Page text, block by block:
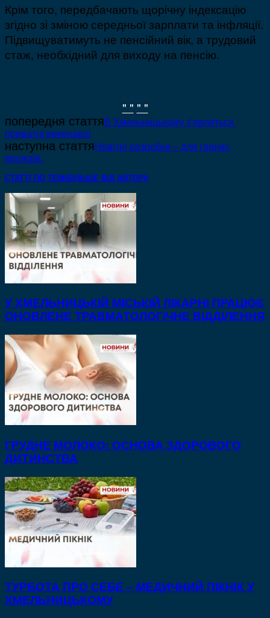
Крім того, передбачають щорічну індексацію
згідно зі зміною середньої зарплати та інфляції.
Підвищуватимуть не пенсійний вік, а трудовий
стаж, необхідний для виходу на пенсію.
" " " "
попередня статтяВ Хмельницькому з’являться
приватні виконавці
наступна статтяНовітні розробки – для гарних
врожаїв.
СТАТТІ ПО ТЕМІ БІЛЬШЕ ВІД АВТОРА
У ХМЕЛЬНИЦЬКІЙ МІСЬКІЙ ЛІКАРНІ ПРАЦЮЄ
ОНОВЛЕНЕ ТРАВМАТОЛОГІЧНЕ ВІДДІЛЕННЯ
ГРУДНЕ МОЛОКО: ОСНОВА ЗДОРОВОГО
ДИТИНСТВА
ТУРБОТА ПРО СЕБЕ – МЕДИЧНИЙ ПІКНІК У
ХМЕЛЬНИЦЬКОМУ